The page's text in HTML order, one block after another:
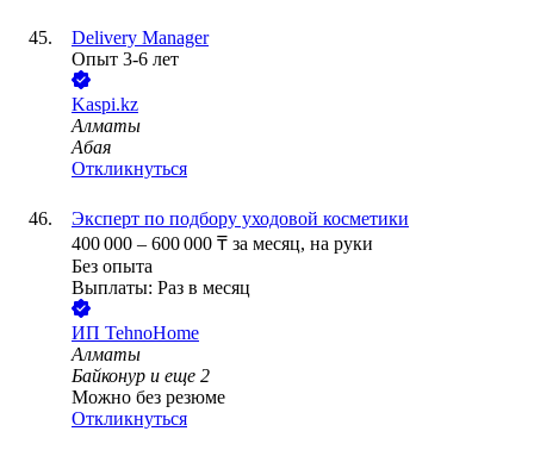
Delivery Manager
Опыт 3-6 лет
Kaspi.kz
Алматы
Абая
Откликнуться
Эксперт по подбору уходовой косметики
400 000 – 600 000 ₸ за месяц, на руки
Без опыта
Выплаты: Раз в месяц
ИП TehnoHome
Алматы
Байконур и еще 2
Можно без резюме
Откликнуться